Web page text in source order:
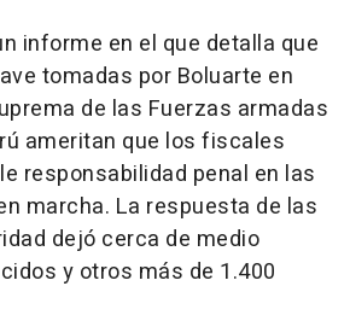
informe en el que detalla que
tomadas por Boluarte en
de las Fuerzas armadas
ameritan que los fiscales
responsabilidad penal en las
marcha. La respuesta de las
dejó cerca de medio
y otros más de 1.400